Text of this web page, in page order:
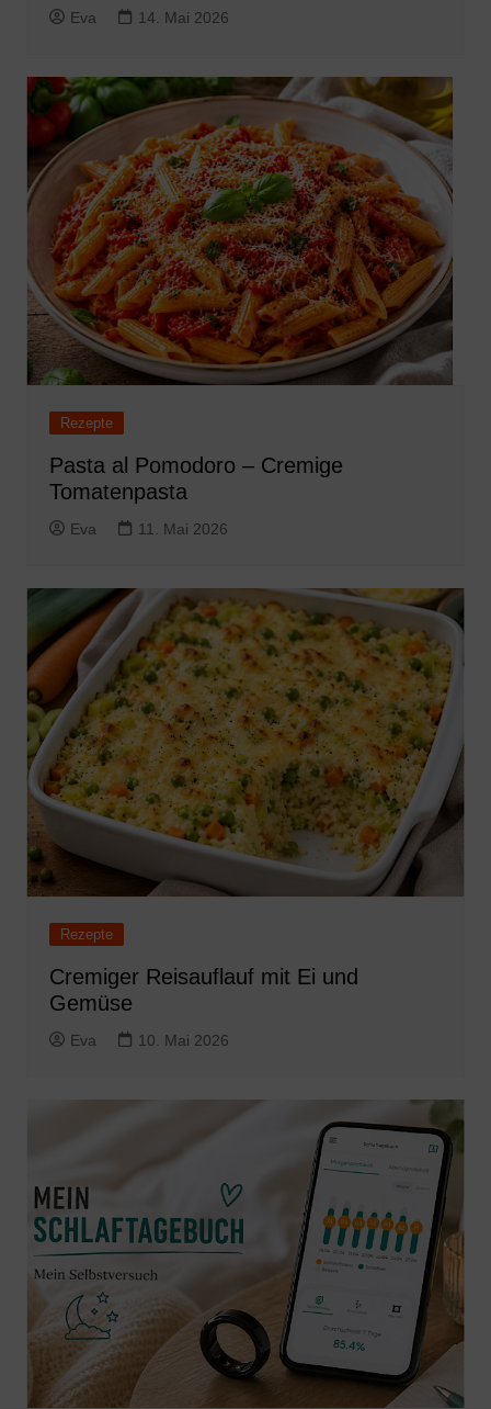
Eva 14. Mai 2026
Rezepte
Pasta al Pomodoro – Cremige
Tomatenpasta
Eva 11. Mai 2026
Rezepte
Cremiger Reisauflauf mit Ei und
Gemüse
Eva 10. Mai 2026